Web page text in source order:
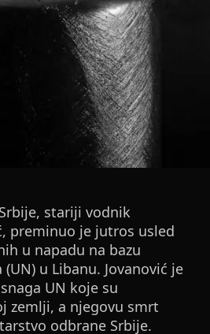
stariji vodnik
preminuo je jutros usled
u napadu na bazu
u Libanu. Jovanović je
UN koje su
zemlji, a njegovu smrt
odbrane Srbije.